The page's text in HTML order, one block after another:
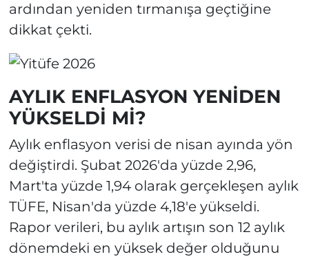
ardından yeniden tırmanışa geçtiğine
dikkat çekti.
AYLIK ENFLASYON YENİDEN
YÜKSELDİ Mİ?
Aylık enflasyon verisi de nisan ayında yön
değiştirdi. Şubat 2026'da yüzde 2,96,
Mart'ta yüzde 1,94 olarak gerçekleşen aylık
TÜFE, Nisan'da yüzde 4,18'e yükseldi.
Rapor verileri, bu aylık artışın son 12 aylık
dönemdeki en yüksek değer olduğunu